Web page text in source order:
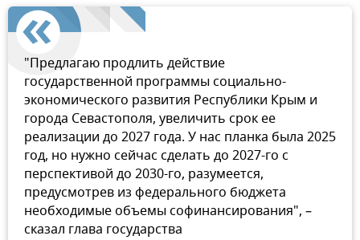
"Предлагаю продлить действие
государственной программы социально-
экономического развития Республики Крым и
города Севастополя, увеличить срок ее
реализации до 2027 года. У нас планка была 2025
год, но нужно сейчас сделать до 2027-го с
перспективой до 2030-го, разумеется,
предусмотрев из федерального бюджета
необходимые объемы софинансирования", –
сказал глава государства